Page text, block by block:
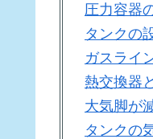
圧力容器
タンクの
ガスライ
熱交換器
大気脚が
タンクの